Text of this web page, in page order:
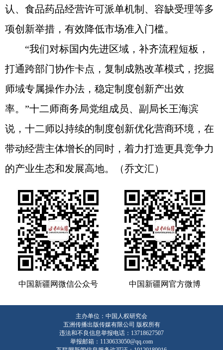
认、食品药品经营许可派单机制、容缺受理等多
项创新举措，有效降低市场准入门槛。
“我们对标国内先进区域，补齐流程短板，
打通跨部门协作卡点，复制成熟改革模式，挖掘
师域专属操作办法，稳定制度创新产出效
率。”十二师商务局党组成员、副局长王海滨
说，十二师以持续的制度创新优化营商环境，在
带动经营主体增长的同时，着力打造更具竞争力
的产业生态和发展高地。（乔文汇）
中国新疆网微信公众号 中国新疆网官方微博
主办单位：中国人权研究会
五洲传播出版传媒有限公司 版权所有
违法和不良信息举报电话：13718627507
举报邮箱：1130633050@qq.com